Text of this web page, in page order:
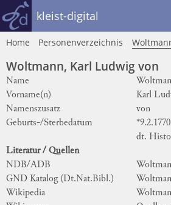
kleist-digital
Home Personenverzeichnis
Woltmann, Karl Ludwig von
Name
Vorname(n)
Karl
Namenszusatz
von
Geburts-/Sterbedatum
dt.
Literatur / Quellen
NDB/ADB
GND Katalog (Dt.Nat.Bibl.)
Wikipedia